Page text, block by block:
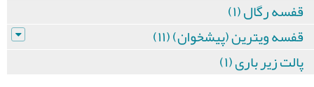
قفسه رگال (۱)
قفسه ویترین (پیشخوان) (۱۱)
پالت زیر باری (۱)